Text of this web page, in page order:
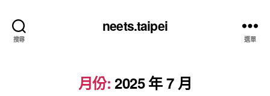
搜尋
neets.taipei
選單
月份: 2025 年 7 月